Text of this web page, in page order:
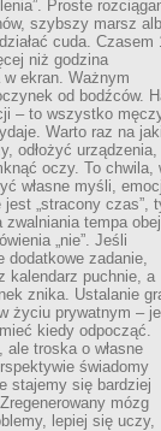
Proste
szybszy marsz
cuda. Czasem
niż godzina
ekran. Ważnym
od bodźców.
– to wszystko
Warto raz na
odłożyć urządzenia,
oczy. To chwila,
własne myśli,
„stracony czas”,
tempa
„nie”. Jeśli
dodatkowe zadanie,
kalendarz puchnie, a
znika. Ustalanie
życiu prywatnym –
kiedy odpocząć.
troska o własne
świadomy
stajemy się bardziej
mózg
lepiej się uczy,